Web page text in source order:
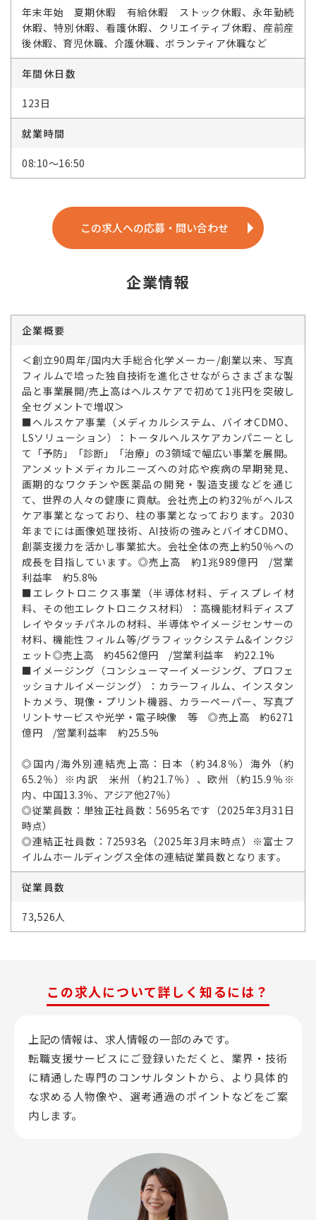
年末年始 夏期休暇 有給休暇 ストック休暇、永年勤続
休暇、特別休暇、看護休暇、クリエイティブ休暇、産前産
後休暇、育児休職、介護休職、ボランティア休職など
年間休日数
123日
就業時間
08:10～16:50
この求人への応募・問い合わせ
企業情報
企業概要
＜創立90周年/国内大手総合化学メーカー/創業以来、写真
フィルムで培った独自技術を進化させながらさまざまな製
品と事業展開/売上高はヘルスケアで初めて1兆円を突破し
全セグメントで増収＞
■ヘルスケア事業（メディカルシステム、バイオCDMO、
LSソリューション）：トータルヘルスケアカンパニーとし
て「予防」「診断」「治療」の3領域で幅広い事業を展開。
アンメットメディカルニーズへの対応や疾病の早期発見、
画期的なワクチンや医薬品の開発・製造支援などを通じ
て、世界の人々の健康に貢献。会社売上の約32％がヘルス
ケア事業となっており、柱の事業となっております。2030
年までには画像処理技術、AI技術の強みとバイオCDMO、
創薬支援力を活かし事業拡大。会社全体の売上約50％への
成長を目指しています。◎売上高 約1兆989億円 /営業
利益率 約5.8%
■エレクトロニクス事業（半導体材料、ディスプレイ材
料、その他エレクトロニクス材料）：高機能材料ディスプ
レイやタッチパネルの材料、半導体やイメージセンサーの
材料、機能性フィルム等/グラフィックシステム&インクジ
ェット◎売上高 約4562億円 /営業利益率 約22.1%
■イメージング（コンシューマーイメージング、プロフェ
ッショナルイメージング）：カラーフィルム、インスタン
トカメラ、現像・プリント機器、カラーペーパー、写真プ
リントサービスや光学・電子映像 等 ◎売上高 約6271
億円 /営業利益率 約25.5%
◎国内/海外別連結売上高：日本（約34.8％）海外（約
65.2％）※内訳 米州（約21.7％）、欧州（約15.9％※
内、中国13.3％、アジア他27％）
◎従業員数：単独正社員数：5695名です（2025年3月31日
時点）
◎連結正社員数：72593名（2025年3月末時点）※富士フ
イルムホールディングス全体の連結従業員数となります。
従業員数
73,526人
この求人について詳しく知るには？
上記の情報は、求人情報の一部のみです。
転職支援サービスにご登録いただくと、業界・技術
に精通した専門のコンサルタントから、 より具体的
な求める人物像や、選考通過のポイントなどをご案
内します。